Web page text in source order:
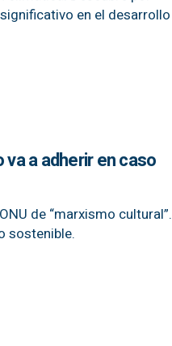
en el desarrollo
a adherir en caso
de “marxismo cultural”.
sostenible.